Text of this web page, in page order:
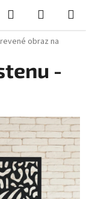
Hľadať
KOŠÍK
obraz na
-